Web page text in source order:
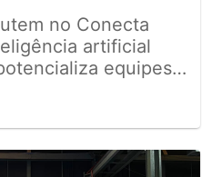
no Conecta
artificial
equipes
a gestão de